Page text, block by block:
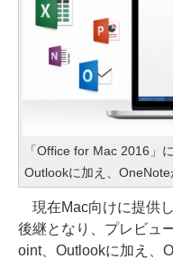
「Office for Mac 2016」
Outlookに加え、
現在Mac向けに提供
後継となり、プレビュ
oint、Outlookに加え、